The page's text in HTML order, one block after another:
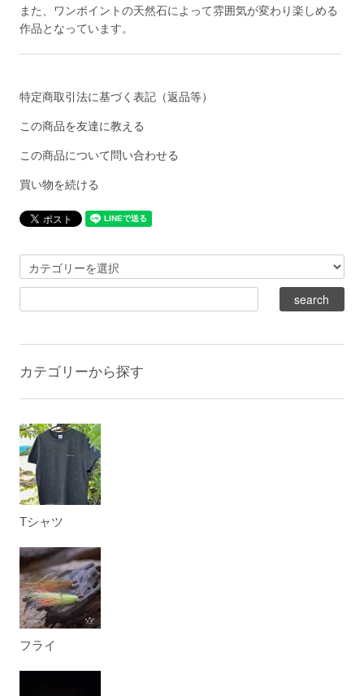
また、ワンポイントの天然石によって雰囲気が変わり楽しめる
作品となっています。
特定商取引法に基づく表記（返品等）
この商品を友達に教える
この商品について問い合わせる
買い物を続ける
カテゴリーから探す
Tシャツ
フライ